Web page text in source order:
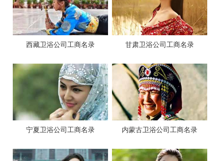
西藏卫浴公司工商名录 甘肃卫浴公司工商名录
宁夏卫浴公司工商名录 内蒙古卫浴公司工商名录